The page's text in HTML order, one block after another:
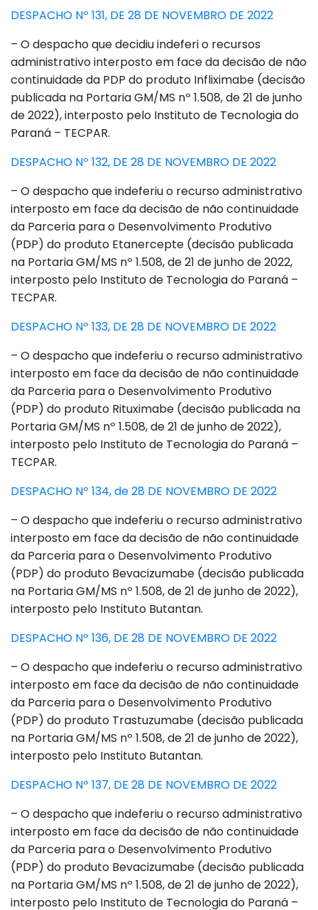
DESPACHO Nº 131, DE 28 DE NOVEMBRO DE 2022
– O despacho que decidiu indeferi o recursos
administrativo interposto em face da decisão de não
continuidade da PDP do produto Infliximabe (decisão
publicada na Portaria GM/MS nº 1.508, de 21 de junho
de 2022), interposto pelo Instituto de Tecnologia do
Paraná – TECPAR.
DESPACHO Nº 132, DE 28 DE NOVEMBRO DE 2022
– O despacho que indeferiu o recurso administrativo
interposto em face da decisão de não continuidade
da Parceria para o Desenvolvimento Produtivo
(PDP) do produto Etanercepte (decisão publicada
na Portaria GM/MS nº 1.508, de 21 de junho de 2022,
interposto pelo Instituto de Tecnologia do Paraná –
TECPAR.
DESPACHO Nº 133, DE 28 DE NOVEMBRO DE 2022
– O despacho que indeferiu o recurso administrativo
interposto em face da decisão de não continuidade
da Parceria para o Desenvolvimento Produtivo
(PDP) do produto Rituximabe (decisão publicada na
Portaria GM/MS nº 1.508, de 21 de junho de 2022),
interposto pelo Instituto de Tecnologia do Paraná –
TECPAR.
DESPACHO Nº 134, de 28 DE NOVEMBRO DE 2022
– O despacho que indeferiu o recurso administrativo
interposto em face da decisão de não continuidade
da Parceria para o Desenvolvimento Produtivo
(PDP) do produto Bevacizumabe (decisão publicada
na Portaria GM/MS nº 1.508, de 21 de junho de 2022),
interposto pelo Instituto Butantan.
DESPACHO Nº 136, DE 28 DE NOVEMBRO DE 2022
– O despacho que indeferiu o recurso administrativo
interposto em face da decisão de não continuidade
da Parceria para o Desenvolvimento Produtivo
(PDP) do produto Trastuzumabe (decisão publicada
na Portaria GM/MS nº 1.508, de 21 de junho de 2022),
interposto pelo Instituto Butantan.
DESPACHO Nº 137, DE 28 DE NOVEMBRO DE 2022
– O despacho que indeferiu o recurso administrativo
interposto em face da decisão de não continuidade
da Parceria para o Desenvolvimento Produtivo
(PDP) do produto Bevacizumabe (decisão publicada
na Portaria GM/MS nº 1.508, de 21 de junho de 2022),
interposto pelo Instituto de Tecnologia do Paraná –